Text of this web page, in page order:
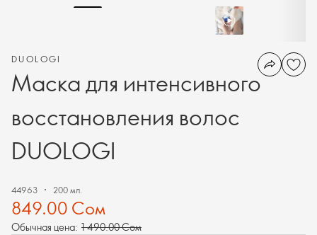
DUOLOGI
Маска для интенсивного
восстановления волос
DUOLOGI
44963 200 мл.
849.00 Сом
Обычная цена: 1 490.00 Сом